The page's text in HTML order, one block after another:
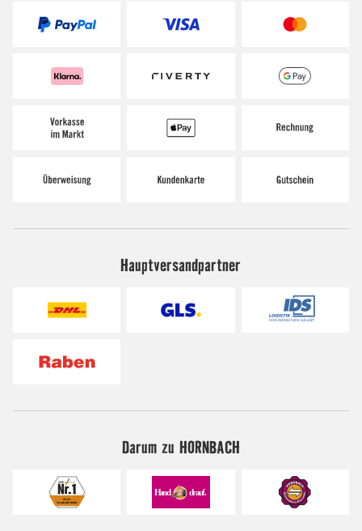
Hauptversandpartner
Darum zu HORNBACH